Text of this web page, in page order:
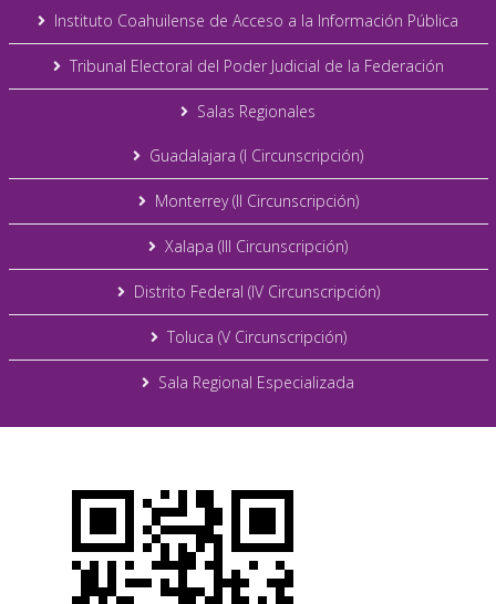
Instituto Coahuilense de Acceso a la Información Pública
Tribunal Electoral del Poder Judicial de la Federación
Salas Regionales
Guadalajara (I Circunscripción)
Monterrey (II Circunscripción)
Xalapa (III Circunscripción)
Distrito Federal (IV Circunscripción)
Toluca (V Circunscripción)
Sala Regional Especializada